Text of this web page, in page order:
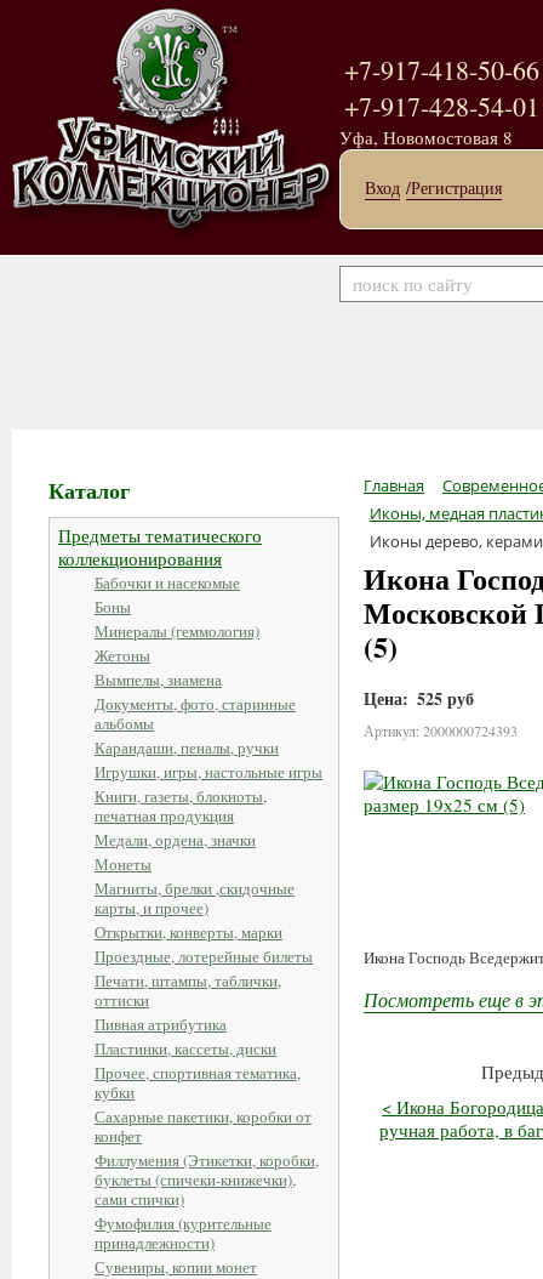
+7-917-418-50-66
+7-917-428-54-01
Уфа, Новомостовая 8
Вход /Регистрация
Каталог
Предметы тематического
коллекционирования
Бабочки и насекомые
Боны
Минералы (геммология)
Жетоны
Вымпелы, знамена
Документы, фото, старинные
альбомы
Карандаши, пеналы, ручки
Игрушки, игры, настольные игры
Книги, газеты, блокноты,
печатная продукция
Медали, ордена, значки
Монеты
Магниты, брелки ,скидочные
карты, и прочее)
Открытки, конверты, марки
Проездные, лотерейные билеты
Печати, штампы, таблички,
оттиски
Пивная атрибутика
Пластинки, кассеты, диски
Прочее, спортивная тематика,
кубки
Сахарные пакетики, коробки от
конфет
Филлумения (Этикетки, коробки,
буклеты (спичеки-книжечки),
сами спички)
Фумофилия (курительные
принадлежности)
Сувениры, копии монет
Главная
Иконы, медная
Иконы дерево,
Икона
Московской
(5)
Цена: 525 руб
Артикул: 2000000724393
Икона Господь
Посмотреть еще в
< Икона
ручная работа, в